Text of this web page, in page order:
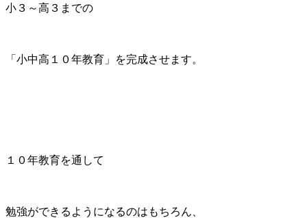
小３～高３までの
「小中高１０年教育」を完成させます。
１０年教育を通して
勉強ができるようになるのはもちろん、